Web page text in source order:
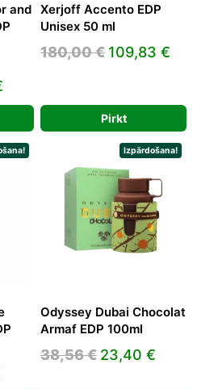
and
price
is:
24,20 €.
Xerjoff Accento EDP
Unisex 50 ml
180,00€ Original
180,00 €.
109,83 €
Pirkt
Izpārdošana!
Odyssey Dubai Chocolat
Armaf EDP 100ml
38,56€ Original
23,40 €